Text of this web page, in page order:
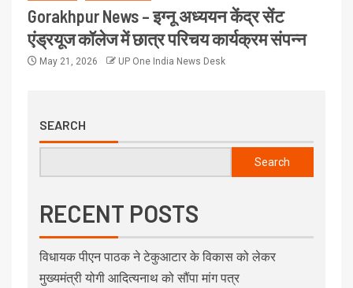
Gorakhpur News – इग्नू अध्ययन केंद्र सेंट
एंड्रयूज कॉलेज में छात्र परिचय कार्यक्रम संपन्न
May 21, 2026 UP One India News Desk
SEARCH
Search
RECENT POSTS
विधायक पीएन पाठक ने टेकुआटार के विकास को लेकर
मुख्यमंत्री योगी आदित्यनाथ को सौंपा मांग पत्र